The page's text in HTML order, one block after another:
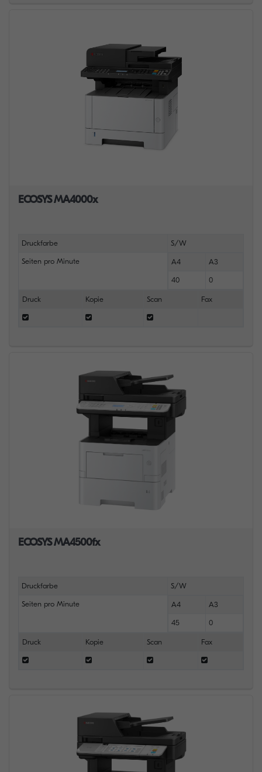
ECOSYS MA4000x
Druckfarbe S/W
Seiten pro Minute A4 A3
40 0
Druck Kopie Scan Fax
ECOSYS MA4500fx
Druckfarbe S/W
Seiten pro Minute A4 A3
45 0
Druck Kopie Scan Fax